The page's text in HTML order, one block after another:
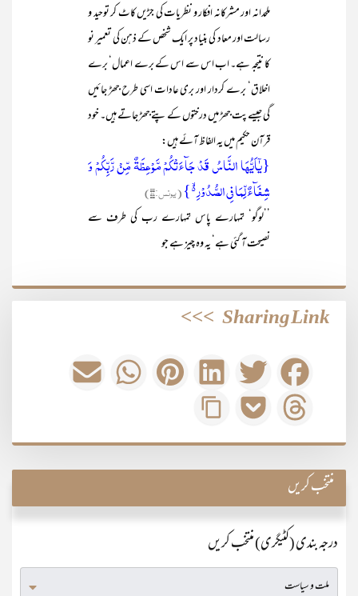
ملحدانہ اور مشرکانہ افکار و نظریات کی جڑیں کاٹ کر توحید و
رسالت اور معاد کی بنیاد پر ایک شخص کے ذہن کی تعمیر نو
کا نتیجہ ہے۔ اب اس سے اس کے برے اعمال‘ برے
اخلاق‘ برے کردار اور بری عادات اسی طرح جھڑ جائیں
گی جیسے پت جھڑ میں درختوں کے پتے جھڑ جاتے ہیں۔ خود
قرآن حکیم میں یہ الفاظ آئے ہیں:
{یٰۤاَیُّہَا النَّاسُ قَدۡ جَآءَتۡکُمۡ مَّوۡعِظَۃٌ مِّنۡ رَّبِّکُمۡ وَ
شِفَآءٌ لِّمَا فِی الصُّدُوۡرِ ۬ۙ }(یونس:۵۷)
’’لوگو‘ تمہارے پاس تمہارے رب کی طرف سے
نصیحت آ گئی ہے‘ یہ وہ چیز ہے جو
Sharing Link
>>>
منتخب کریں
درجہ بندی (کٹیگری) منتخب کریں